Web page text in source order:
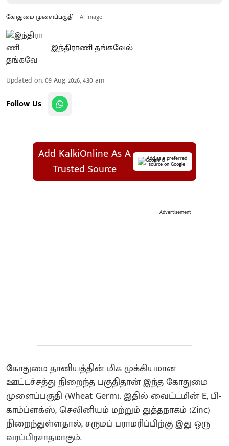
கோதுமை முளைப்பகுதி AI image
இந்திராணி தங்கவேல்
Updated on:09 Aug 2026, 4:30 am
Follow Us
Add KalkiOnline As A
Trusted Source
Add as a preferred
source on Google
Advertisement
கோதுமை தானியத்தின் மிக முக்கியமான
ஊட்டச்சத்து நிறைந்த பகுதிதான் இந்த கோதுமை
முளைப்பகுதி (Wheat Germ). இதில் வைட்டமின் E, பி-
காம்ப்ளக்ஸ், செலினியம் மற்றும் துத்தநாகம் (Zinc)
நிறைந்துள்ளதால், சருமப் பராமரிப்பிற்கு இது ஒரு
வரப்பிரசாதமாகும்.